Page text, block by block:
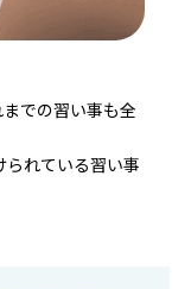
での習い事も全
られている習い事